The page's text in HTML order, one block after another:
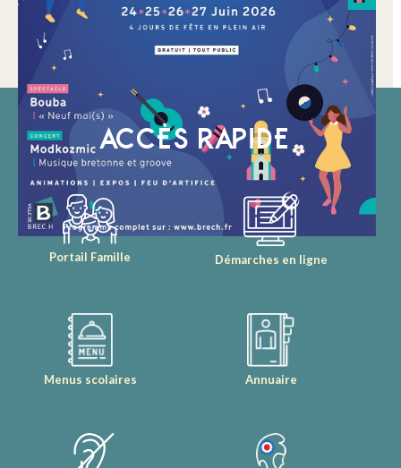
ACCÈS RAPIDE
Portail Famille Démarches en ligne
Menus scolaires Annuaire